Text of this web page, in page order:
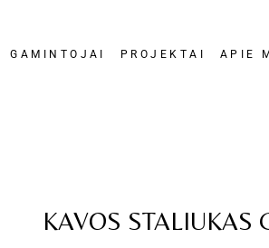
GAMINTOJAI PROJEKTAI APIE
KAVOS STALIUKAS